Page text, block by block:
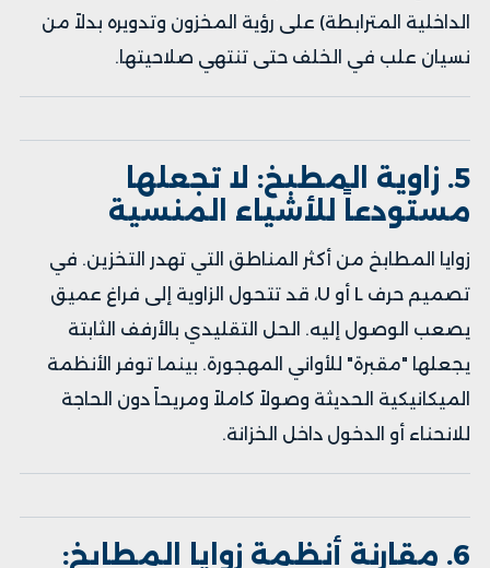
الداخلية المترابطة) على رؤية المخزون وتدويره بدلاً من
نسيان علب في الخلف حتى تنتهي صلاحيتها.
5. زاوية المطبخ: لا تجعلها
مستودعاً للأشياء المنسية
زوايا المطابخ من أكثر المناطق التي تهدر التخزين. في
تصميم حرف L أو U، قد تتحول الزاوية إلى فراغ عميق
يصعب الوصول إليه. الحل التقليدي بالأرفف الثابتة
يجعلها "مقبرة" للأواني المهجورة. بينما توفر الأنظمة
الميكانيكية الحديثة وصولاً كاملاً ومريحاً دون الحاجة
للانحناء أو الدخول داخل الخزانة.
6. مقارنة أنظمة زوايا المطابخ: